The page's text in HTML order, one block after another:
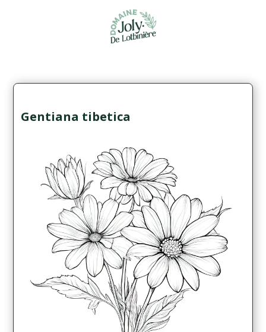
Gentiana tibetica